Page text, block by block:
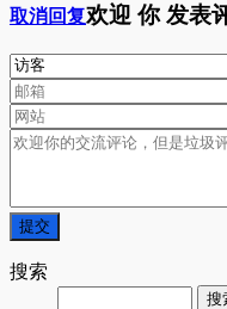
取消回复欢迎 你发表
搜索